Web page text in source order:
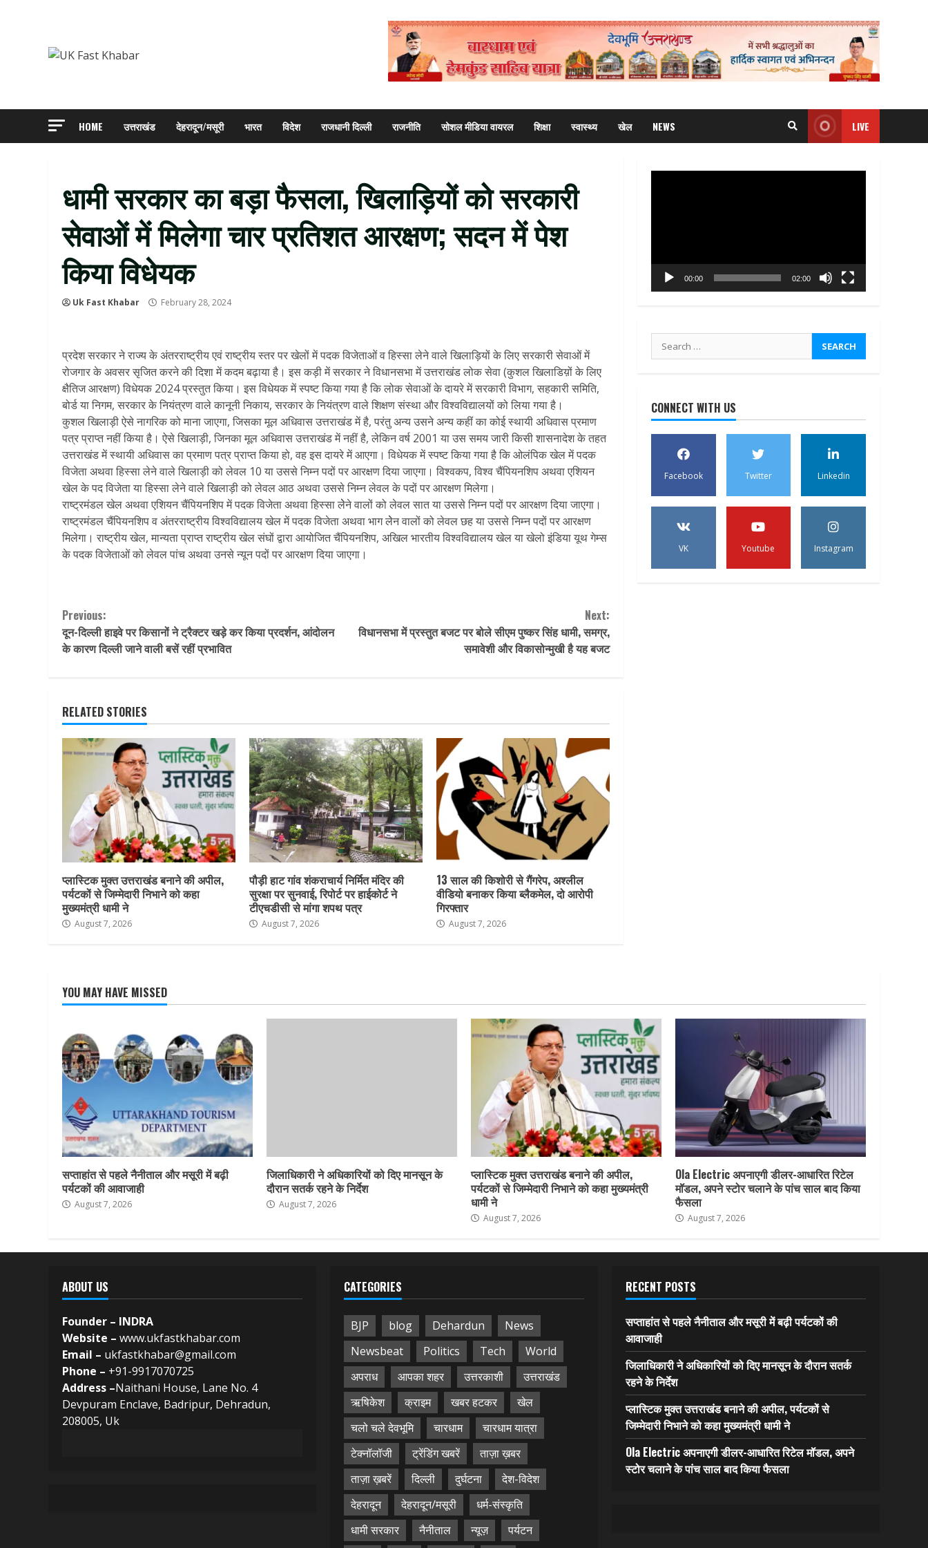
HOME उत्तराखंड देहरादून/मसूरी भारत विदेश राजधानी दिल्ली राजनीति सोशल मीडिया वायरल शिक्षा स्वास्थ्य खेल NEWS LIVE
धामी सरकार का बड़ा फैसला, खिलाड़ियों को सरकारी
सेवाओं में मिलेगा चार प्रतिशत आरक्षण; सदन में पेश
किया विधेयक
Uk Fast Khabar February 28, 2024
प्रदेश सरकार ने राज्य के अंतरराष्ट्रीय एवं राष्ट्रीय स्तर पर खेलों में पदक विजेताओं व हिस्सा लेने वाले खिलाड़ियों के लिए सरकारी सेवाओं में
रोजगार के अवसर सृजित करने की दिशा में कदम बढ़ाया है। इस कड़ी में सरकार ने विधानसभा में उत्तराखंड लोक सेवा (कुशल खिलाडिय़ों के लिए
क्षैतिज आरक्षण) विधेयक 2024 प्रस्तुत किया। इस विधेयक में स्पष्ट किया गया है कि लोक सेवाओं के दायरे में सरकारी विभाग, सहकारी समिति,
बोर्ड या निगम, सरकार के नियंत्रण वाले कानूनी निकाय, सरकार के नियंत्रण वाले शिक्षण संस्था और विश्वविद्यालयों को लिया गया है।
कुशल खिलाड़ी ऐसे नागरिक को माना जाएगा, जिसका मूल अधिवास उत्तराखंड में है, परंतु अन्य उसने अन्य कहीं का कोई स्थायी अधिवास प्रमाण
पत्र प्राप्त नहीं किया है। ऐसे खिलाड़ी, जिनका मूल अधिवास उत्तराखंड में नहीं है, लेकिन वर्ष 2001 या उस समय जारी किसी शासनादेश के तहत
उत्तराखंड में स्थायी अधिवास का प्रमाण पत्र प्राप्त किया हो, वह इस दायरे में आएगा। विधेयक में स्पष्ट किया गया है कि ओलंपिक खेल में पदक
विजेता अथवा हिस्सा लेने वाले खिलाड़ी को लेवल 10 या उससे निम्न पदों पर आरक्षण दिया जाएगा। विश्वकप, विश्व चैंपियनशिप अथवा एशियन
खेल के पद विजेता या हिस्सा लेने वाले खिलाड़ी को लेवल आठ अथवा उससे निम्न लेवल के पदों पर आरक्षण मिलेगा।
राष्ट्रमंडल खेल अथवा एशियन चैंपियनशिप में पदक विजेता अथवा हिस्सा लेेने वालों को लेवल सात या उससे निम्न पदों पर आरक्षण दिया जाएगा।
राष्ट्रमंडल चैंपियनशिप व अंतरराष्ट्रीय विश्वविद्यालय खेल में पदक विजेता अथवा भाग लेेन वालों को लेवल छह या उससे निम्न पदों पर आरक्षण
मिलेगा। राष्ट्रीय खेल, मान्यता प्राप्त राष्ट्रीय खेल संघों द्वारा आयोजित चैंपियनशिप, अखिल भारतीय विश्वविद्यालय खेल या खेलो इंडिया यूथ गेम्स
के पदक विजेताओं को लेवल पांच अथवा उनसे न्यून पदों पर आरक्षण दिया जाएगा।
Continue
Reading
Previous:
दून-दिल्ली हाइवे पर किसानों ने ट्रैक्टर खड़े कर किया प्रदर्शन, आंदोलन
के कारण दिल्ली जाने वाली बसें रहीं प्रभावित
Next:
विधानसभा में प्रस्तुत बजट पर बोले सीएम पुष्कर सिंह धामी, समग्र,
समावेशी और विकासोन्मुखी है यह बजट
RELATED STORIES
प्लास्टिक मुक्त उत्तराखंड बनाने की अपील,
पर्यटकों से जिम्मेदारी निभाने को कहा
मुख्यमंत्री धामी ने
August 7, 2026
पौड़ी हाट गांव शंकराचार्य निर्मित मंदिर की
सुरक्षा पर सुनवाई, रिपोर्ट पर हाईकोर्ट ने
टीएचडीसी से मांगा शपथ पत्र
August 7, 2026
13 साल की किशोरी से गैंगरेप, अश्लील
वीडियो बनाकर किया ब्लैकमेल, दो आरोपी
गिरफ्तार
August 7, 2026
00:00 02:00
Search
for:
CONNECT WITH US
Facebook Twitter Linkedin
VK Youtube Instagram
YOU MAY HAVE MISSED
सप्ताहांत से पहले नैनीताल और मसूरी में बढ़ी
पर्यटकों की आवाजाही
August 7, 2026
जिलाधिकारी ने अधिकारियों को दिए मानसून के
दौरान सतर्क रहने के निर्देश
August 7, 2026
प्लास्टिक मुक्त उत्तराखंड बनाने की अपील,
पर्यटकों से जिम्मेदारी निभाने को कहा मुख्यमंत्री
धामी ने
August 7, 2026
Ola Electric अपनाएगी डीलर-आधारित रिटेल
मॉडल, अपने स्टोर चलाने के पांच साल बाद किया
फैसला
August 7, 2026
ABOUT US
Founder – INDRA
Website – www.ukfastkhabar.com
Email – ukfastkhabar@gmail.com
Phone – +91-9917070725
Address –Naithani House, Lane No. 4
Devpuram Enclave, Badripur, Dehradun,
208005, Uk
CATEGORIES
BJP blog Dehardun
News
Newsbeat
Politics Tech
World
अपराध
आपका शहर उत्तरकाशी
उत्तराखंड
ऋषिकेश
क्राइम खबर हटकर
खेल
चलो चले देवभूमि
चारधाम
चारधाम यात्रा
टेक्नॉलॉजी
ट्रेंडिंग खबरें
ताज़ा ख़बर
ताज़ा ख़बरें
दिल्ली दुर्घटना
देश-विदेश
देहरादून
देहरादून/मसूरी
धर्म-संस्कृति
धामी सरकार
नैनीताल न्यूज़ पर्यटन
RECENT POSTS
सप्ताहांत से पहले नैनीताल और मसूरी में बढ़ी पर्यटकों की
आवाजाही
जिलाधिकारी ने अधिकारियों को दिए मानसून के दौरान सतर्क
रहने के निर्देश
प्लास्टिक मुक्त उत्तराखंड बनाने की अपील, पर्यटकों से
जिम्मेदारी निभाने को कहा मुख्यमंत्री धामी ने
Ola Electric अपनाएगी डीलर-आधारित रिटेल मॉडल, अपने
स्टोर चलाने के पांच साल बाद किया फैसला